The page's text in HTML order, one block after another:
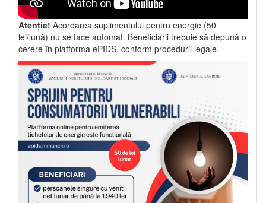
Atenție! Acordarea suplimentului pentru energie (50
lei/lună) nu se face automat. Beneficiarii trebuie să depună o
cerere în platforma ePIDS, conform procedurii legale.